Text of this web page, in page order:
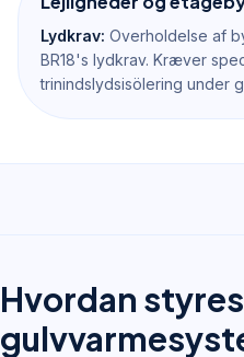
Lydkrav: Overholdelse af
BR18's lydkrav. Kræver
trinindslydsisölering under
Hvordan